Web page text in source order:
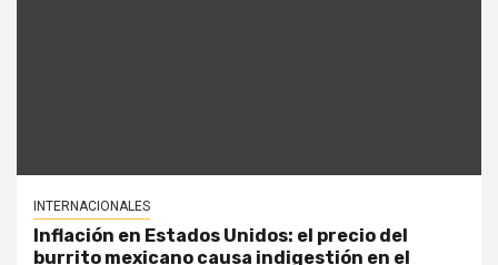
INTERNACIONALES
Inflación en Estados Unidos: el precio del
burrito mexicano causa indigestión en el